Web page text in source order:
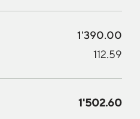
1'390.00
112.59
1'502.60